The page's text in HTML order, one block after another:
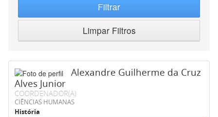
Filtrar
Limpar Filtros
Alexandre Guilherme da Cruz
Alves Junior
COORDENADOR(A)
CIÊNCIAS HUMANAS
História